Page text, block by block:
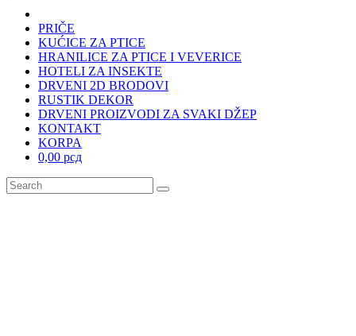
PRIČE
KUĆICE ZA PTICE
HRANILICE ZA PTICE I VEVERICE
HOTELI ZA INSEKTE
DRVENI 2D BRODOVI
RUSTIK DEKOR
DRVENI PROIZVODI ZA SVAKI DŽEP
KONTAKT
KORPA
0,00 рсд